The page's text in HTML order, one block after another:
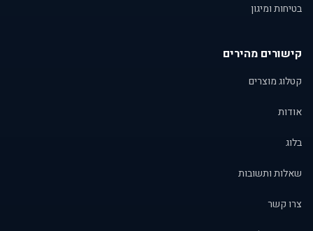
בטיחות ומיגון
קישורים מהירים
קטלוג מוצרים
אודות
בלוג
שאלות ותשובות
צרו קשר